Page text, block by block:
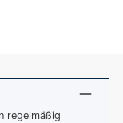
regelmäßig